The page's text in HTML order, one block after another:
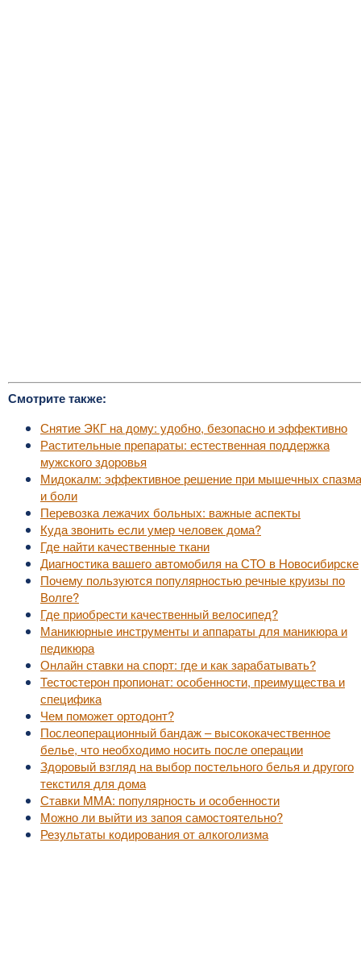
Смотрите также:
Снятие ЭКГ на дому: удобно, безопасно и эффективно
Растительные препараты: естественная поддержка
мужского здоровья
Мидокалм: эффективное решение при мышечных
и боли
Перевозка лежачих больных: важные аспекты
Куда звонить если умер человек дома?
Где найти качественные ткани
Диагностика вашего автомобиля на СТО в Новосибирске
Почему пользуются популярностью речные круизы по
Волге?
Где приобрести качественный велосипед?
Маникюрные инструменты и аппараты для маникюра и
педикюра
Онлайн ставки на спорт: где и как зарабатывать?
Тестостерон пропионат: особенности, преимущества и
специфика
Чем поможет ортодонт?
Послеоперационный бандаж – высококачественное
белье, что необходимо носить после операции
Здоровый взгляд на выбор постельного белья и другого
текстиля для дома
Ставки MMA: популярность и особенности
Можно ли выйти из запоя самостоятельно?
Результаты кодирования от алкоголизма